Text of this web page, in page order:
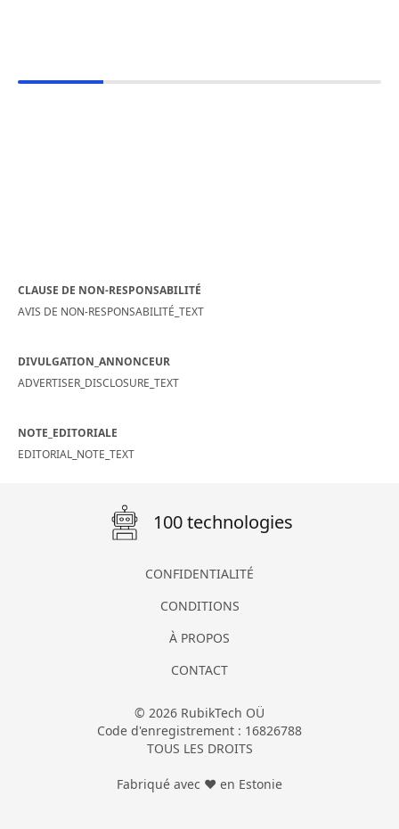
CLAUSE DE NON-RESPONSABILITÉ
AVIS DE NON-RESPONSABILITÉ_TEXT
DIVULGATION_ANNONCEUR
ADVERTISER_DISCLOSURE_TEXT
NOTE_EDITORIALE
EDITORIAL_NOTE_TEXT
100 technologies
CONFIDENTIALITÉ
CONDITIONS
À PROPOS
CONTACT
© 2026 RubikTech OÜ
Code d'enregistrement : 16826788
TOUS LES DROITS
Fabriqué avec ❤ en Estonie